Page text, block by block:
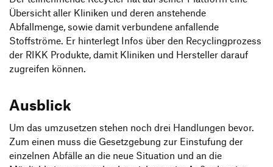
Übersicht aller Kliniken und deren anstehende
Abfallmenge, sowie damit verbundene anfallende
Stoffströme. Er hinterlegt Infos über den Recyclingprozess
der RIKK Produkte, damit Kliniken und Hersteller darauf
zugreifen können.
Ausblick
Um das umzusetzen stehen noch drei Handlungen bevor.
Zum einen muss die Gesetzgebung zur Einstufung der
einzelnen Abfälle an die neue Situation und an die